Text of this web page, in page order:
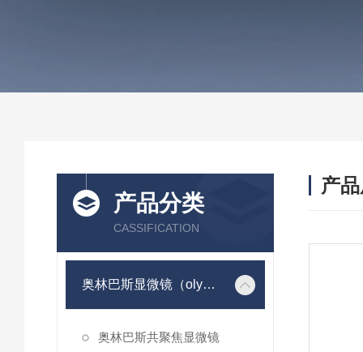
产品分类
CASSIFICATION
奥林巴斯显微镜（olympus）
奥林巴斯共聚焦显微镜
产